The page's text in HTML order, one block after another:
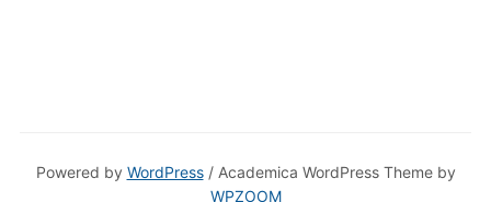
Powered by WordPress/ Academica WordPress Theme by
WPZOOM